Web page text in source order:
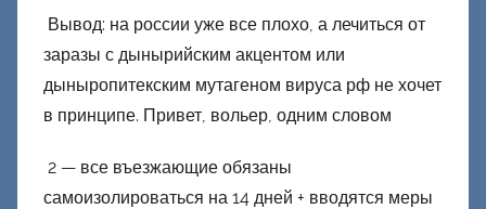
Вывод: на россии уже все плохо, а лечиться от
заразы с дынырийским акцентом или
дыныропитекским мутагеном вируса рф не хочет
в принципе. Привет, вольер, одним словом
2 — все въезжающие обязаны
самоизолироваться на 14 дней + вводятся меры